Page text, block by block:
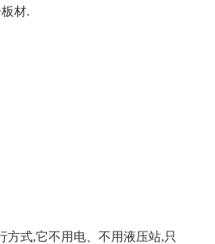
材.
式,它不用电、不用液压站,只